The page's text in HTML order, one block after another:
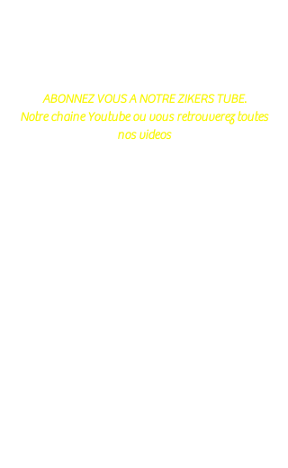
ABONNEZ VOUS A NOTRE ZIKERS TUBE.
Notre chaine Youtube ou vous retrouverez toutes
nos videos